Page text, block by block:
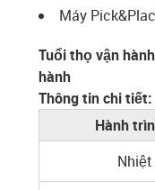
Máy
Tuổi thọ vận
hành
Thông tin chi tiết:
Hành
Nhiệt